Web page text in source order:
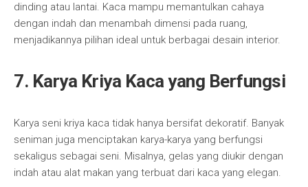
dinding atau lantai. Kaca mampu memantulkan cahaya
dengan indah dan menambah dimensi pada ruang,
menjadikannya pilihan ideal untuk berbagai desain interior.
7. Karya Kriya Kaca yang Berfungsi
Karya seni kriya kaca tidak hanya bersifat dekoratif. Banyak
seniman juga menciptakan karya-karya yang berfungsi
sekaligus sebagai seni. Misalnya, gelas yang diukir dengan
indah atau alat makan yang terbuat dari kaca yang elegan.